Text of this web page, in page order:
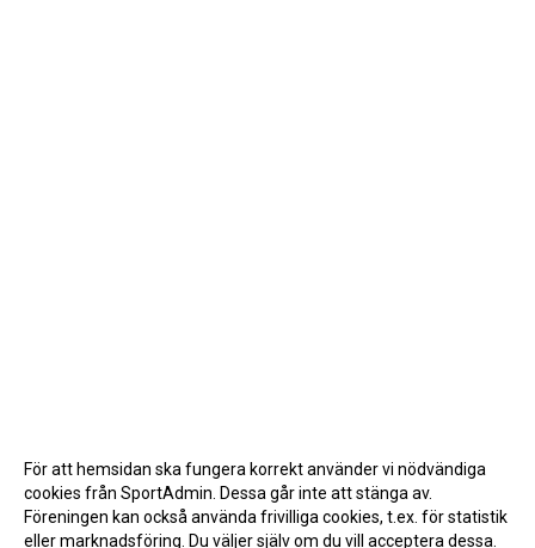
För att hemsidan ska fungera korrekt använder vi nödvändiga
cookies från SportAdmin. Dessa går inte att stänga av.
Föreningen kan också använda frivilliga cookies, t.ex. för statistik
eller marknadsföring. Du väljer själv om du vill acceptera dessa.